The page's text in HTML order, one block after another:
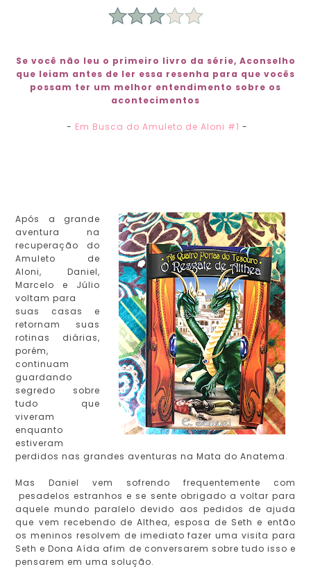
Se você não leu o primeiro livro da série, Aconselho
que leiam antes de ler essa resenha para que vocês
possam ter um melhor entendimento sobre os
acontecimentos
- Em Busca do Amuleto de Aloni #1 -
Após a grande
aventura na
recuperação do
Amuleto de
Aloni, Daniel,
Marcelo e Júlio
voltam para
suas casas e
retornam suas
rotinas diárias,
porém,
continuam
guardando
segredo sobre
tudo que
viveram
enquanto
estiveram
perdidos nas grandes aventuras na Mata do Anatema.
Mas Daniel vem sofrendo frequentemente com
pesadelos estranhos e se sente obrigado a voltar para
aquele mundo paralelo devido aos pedidos de ajuda
que vem recebendo de Althea, esposa de Seth e então
os meninos resolvem de imediato fazer uma visita para
Seth e Dona Aída afim de conversarem sobre tudo isso e
pensarem em uma solução.